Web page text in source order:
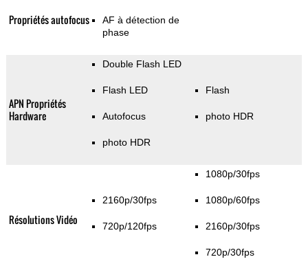
Propriétés autofocus
AF à détection de
phase
APN Propriétés
Hardware
Double Flash LED
Flash LED
Autofocus
photo HDR
Flash
photo HDR
Résolutions Vidéo
2160p/30fps
720p/120fps
1080p/30fps
1080p/60fps
2160p/30fps
720p/30fps